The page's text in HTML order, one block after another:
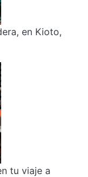
en Kioto,
tu viaje a